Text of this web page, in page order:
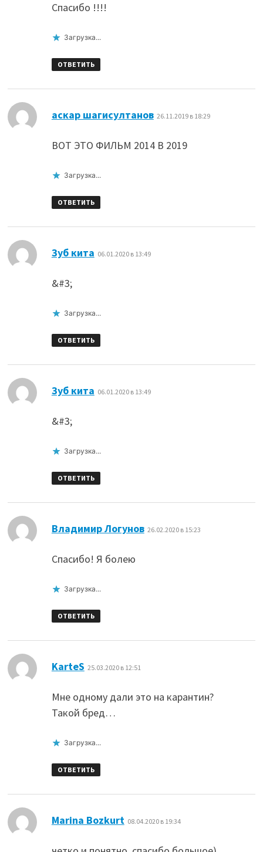
Спасибо !!!!
Загрузка...
ОТВЕТИТЬ
аскар шагисултанов: 26.11.2019 в 18:29
ВОТ ЭТО ФИЛЬМ 2014 В 2019
Загрузка...
ОТВЕТИТЬ
Зуб кита 06.01.2020 в 13:49
&#3;
Загрузка...
ОТВЕТИТЬ
Зуб кита 06.01.2020 в 13:49
&#3;
Загрузка...
ОТВЕТИТЬ
Владимир Логунов: 26.02.2020 в 15:23
Спасибо! Я болею
Загрузка...
ОТВЕТИТЬ
KarteS 25.03.2020 в 12:51
Мне одному дали это на карантин?
Такой бред…
Загрузка...
ОТВЕТИТЬ
Marina Bozkurt 08.04.2020 в 19:34